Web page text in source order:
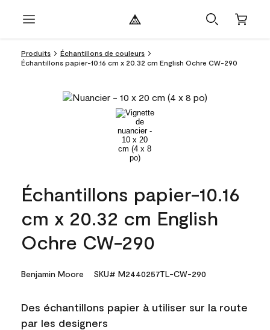
Produits
Échantillons de couleurs
Échantillons papier-10.16 cm x 20.32 cm English Ochre CW-290
Échantillons papier-10.16
cm x 20.32 cm English
Ochre CW-290
Benjamin Moore SKU# M2440257TL-CW-290
Des échantillons papier à utiliser sur la route
par les designers